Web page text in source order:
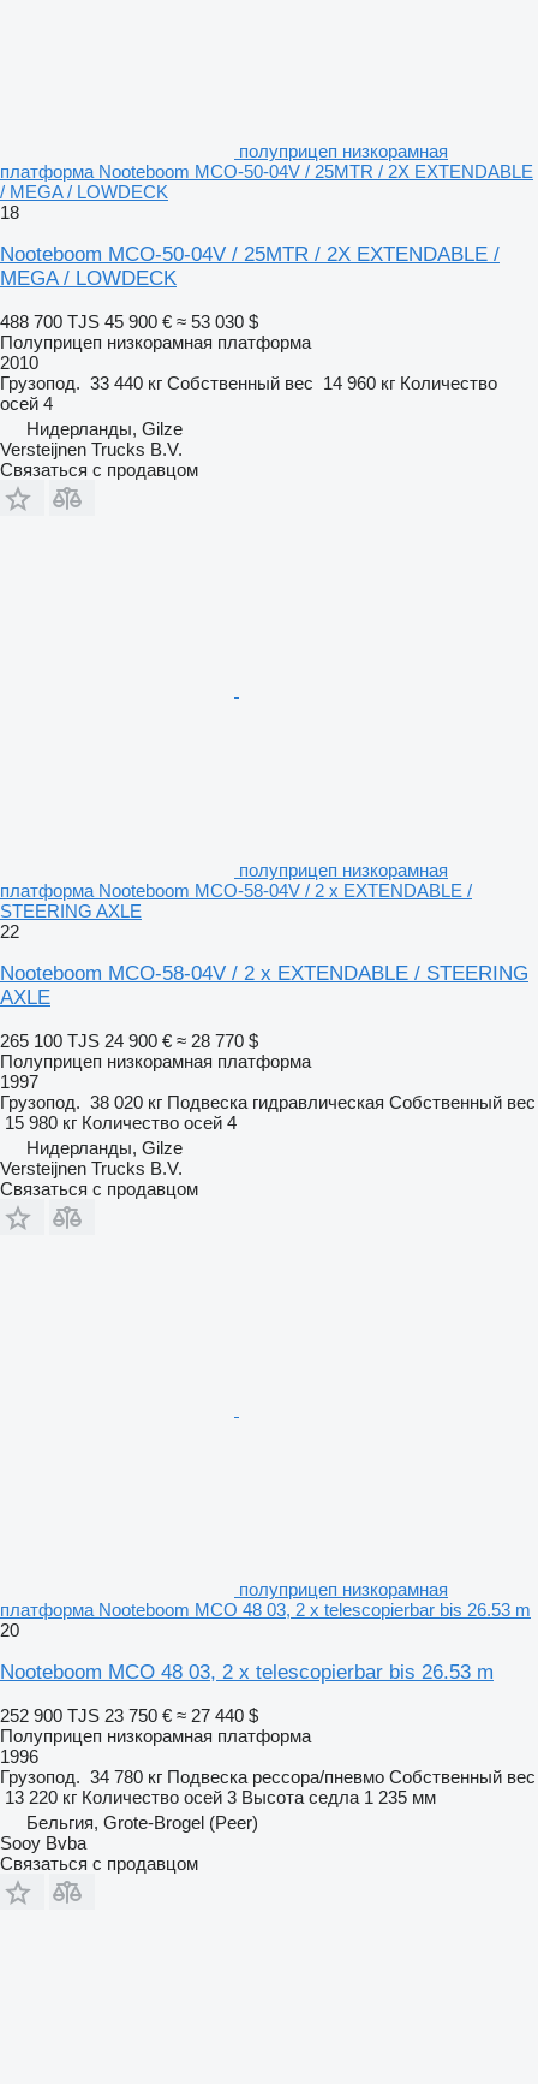
полуприцеп низкорамная
платформа Nooteboom MCO-50-04V / 25MTR / 2X EXTENDABLE
/ MEGA / LOWDECK
18
Nooteboom MCO-50-04V / 25MTR / 2X EXTENDABLE /
MEGA / LOWDECK
488 700 TJS 45 900 € ≈ 53 030 $
Полуприцеп низкорамная платформа
2010
Грузопод. 33 440 кг Собственный вес 14 960 кг Количество
осей 4
Нидерланды, Gilze
Versteijnen Trucks B.V.
Связаться с продавцом
полуприцеп низкорамная
платформа Nooteboom MCO-58-04V / 2 x EXTENDABLE /
STEERING AXLE
22
Nooteboom MCO-58-04V / 2 x EXTENDABLE / STEERING
AXLE
265 100 TJS 24 900 € ≈ 28 770 $
Полуприцеп низкорамная платформа
1997
Грузопод. 38 020 кг Подвеска гидравлическая Собственный вес
15 980 кг Количество осей 4
Нидерланды, Gilze
Versteijnen Trucks B.V.
Связаться с продавцом
полуприцеп низкорамная
платформа Nooteboom MCO 48 03, 2 x telescopierbar bis 26.53 m
20
Nooteboom MCO 48 03, 2 x telescopierbar bis 26.53 m
252 900 TJS 23 750 € ≈ 27 440 $
Полуприцеп низкорамная платформа
1996
Грузопод. 34 780 кг Подвеска рессора/пневмо Собственный вес
13 220 кг Количество осей 3 Высота седла 1 235 мм
Бельгия, Grote-Brogel (Peer)
Sooy Bvba
Связаться с продавцом